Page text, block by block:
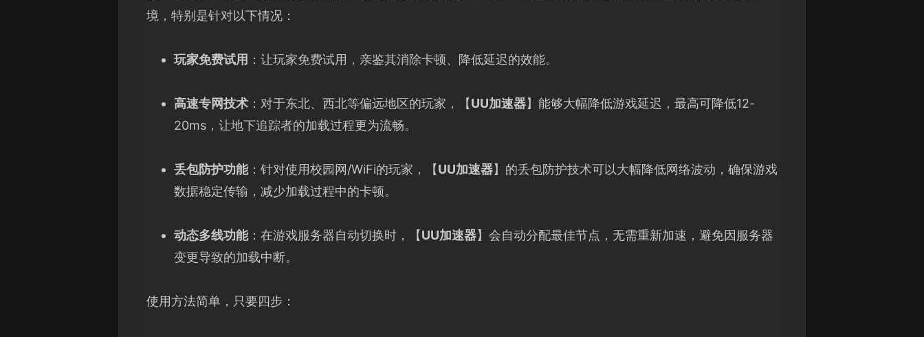
境，特别是针对以下情况：
玩家免费试用 ：让玩家免费试用，亲鉴其消除卡顿、降低延迟的效能。
高速专网技术：对于东北、西北等偏远地区的玩家，【UU加速器】能够大幅降低游戏延迟，最高可降低12-
20ms，让地下追踪者的加载过程更为流畅。
丢包防护功能：针对使用校园网/WiFi的玩家，【UU加速器】的丢包防护技术可以大幅降低网络波动，确保游戏
数据稳定传输，减少加载过程中的卡顿。
动态多线功能：在游戏服务器自动切换时，【UU加速器】会自动分配最佳节点，无需重新加速，避免因服务器
变更导致的加载中断。
使用方法简单，只要四步：